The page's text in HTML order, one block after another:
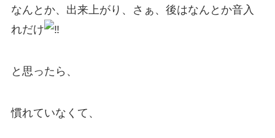
なんとか、出来上がり、さぁ、後はなんとか音入
れだけ
と思ったら、
慣れていなくて、